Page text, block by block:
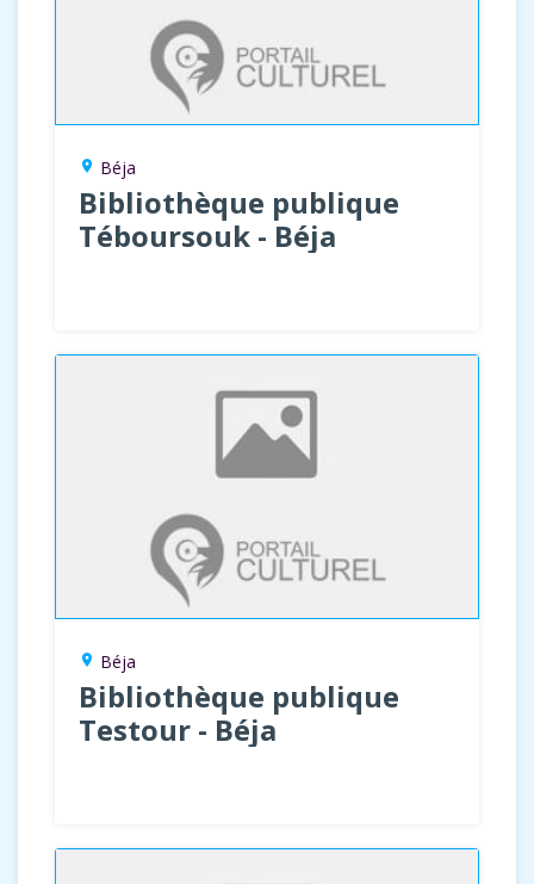
location_on Béja
Bibliothèque publique
Téboursouk - Béja
location_on Béja
Bibliothèque publique
Testour - Béja